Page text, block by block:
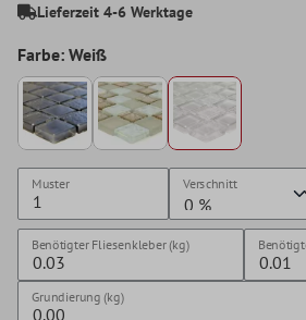
Lieferzeit 4-6 Werktage
Farbe: Weiß
Muster Verschnitt
Benötigter Fliesenkleber (kg)
Grundierung (kg)